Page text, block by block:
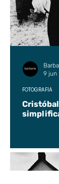
FOTOGRAFÍA
9 jun